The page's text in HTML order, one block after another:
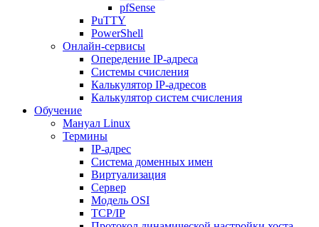
pfSense
PuTTY
PowerShell
Онлайн-сервисы
Опередение IP-адреса
Системы счисления
Калькулятор IP-адресов
Калькулятор систем счисления
Обучение
Мануал Linux
Термины
IP-адрес
Система доменных имен
Виртуализация
Сервер
Модель OSI
TCP/IP